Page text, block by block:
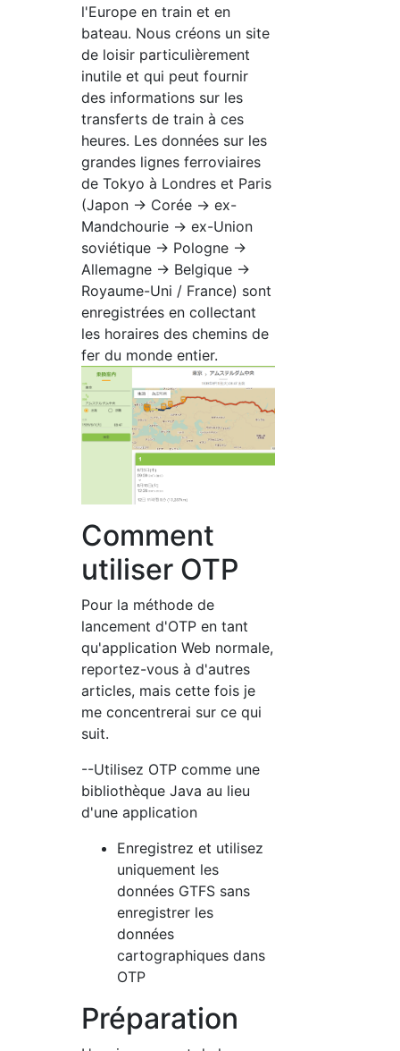
l'Europe en train et en
bateau. Nous créons un site
de loisir particulièrement
inutile et qui peut fournir
des informations sur les
transferts de train à ces
heures. Les données sur les
grandes lignes ferroviaires
de Tokyo à Londres et Paris
(Japon → Corée → ex-
Mandchourie → ex-Union
soviétique → Pologne →
Allemagne → Belgique →
Royaume-Uni / France) sont
enregistrées en collectant
les horaires des chemins de
fer du monde entier.
Comment
utiliser OTP
Pour la méthode de
lancement d'OTP en tant
qu'application Web normale,
reportez-vous à d'autres
articles, mais cette fois je
me concentrerai sur ce qui
suit.
--Utilisez OTP comme une
bibliothèque Java au lieu
d'une application
Enregistrez et utilisez
uniquement les
données GTFS sans
enregistrer les
données
cartographiques dans
OTP
Préparation